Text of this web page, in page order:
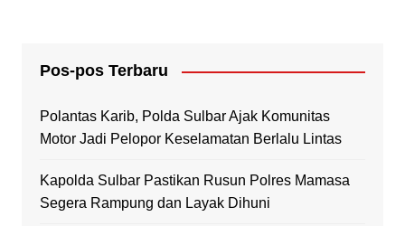
Pos-pos Terbaru
Polantas Karib, Polda Sulbar Ajak Komunitas
Motor Jadi Pelopor Keselamatan Berlalu Lintas
Kapolda Sulbar Pastikan Rusun Polres Mamasa
Segera Rampung dan Layak Dihuni